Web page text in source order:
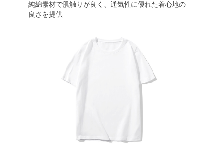
純綿素材で肌触りが良く、通気性に優れた着心地の
良さを提供